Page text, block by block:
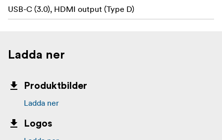
Kompatibel med alla USB-C enheter
3-i-1 USB-C strömkabel
USB-C (3.0), HDMI output (Type D)
Ladda ner
Produktbilder
Ladda ner
Logos